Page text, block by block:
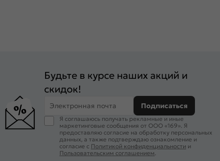
Будьте в курсе наших акций и
скидок!
Электронная почта Подписаться
Я соглашаюсь получать рекламные и иные
маркетинговые сообщения от ООО «169». Я
предоставляю согласие на обработку персональных
данных, а также подтверждаю ознакомление и
согласие с Политикой конфиденциальности и
Пользовательским соглашением.